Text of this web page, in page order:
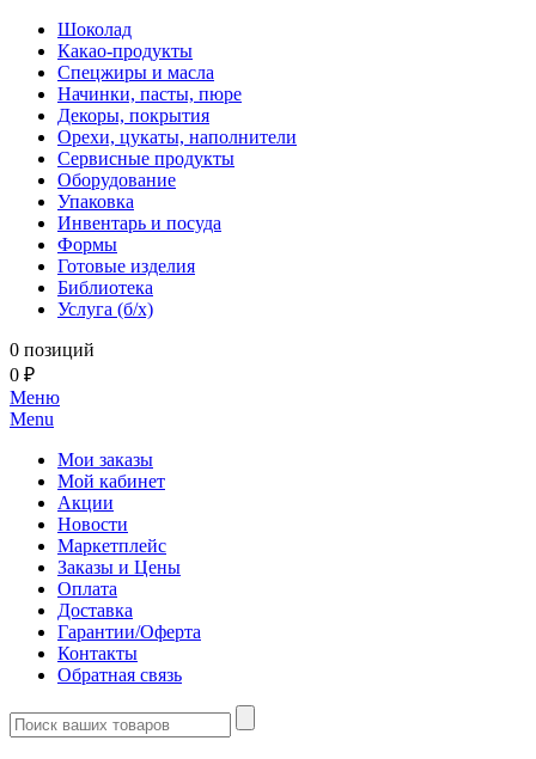
Шоколад
Какао-продукты
Спецжиры и масла
Начинки, пасты, пюре
Декоры, покрытия
Орехи, цукаты, наполнители
Сервисные продукты
Оборудование
Упаковка
Инвентарь и посуда
Формы
Готовые изделия
Библиотека
Услуга (б/х)
0 позиций
0 ₽
Меню
Menu
Мои заказы
Мой кабинет
Акции
Новости
Маркетплейс
Заказы и Цены
Оплата
Доставка
Гарантии/Оферта
Контакты
Обратная связь